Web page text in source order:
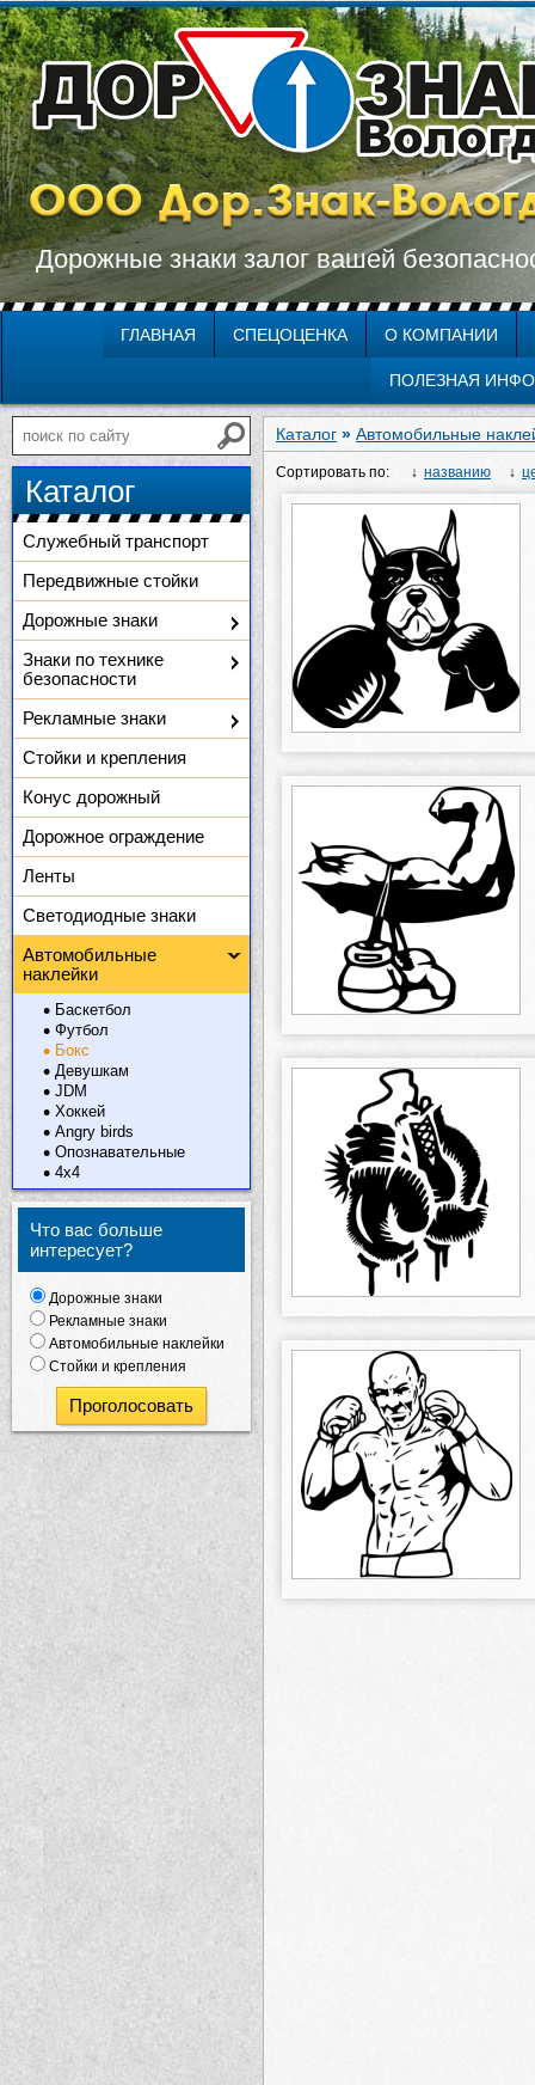
Дорожные знаки залог вашей
ГЛАВНАЯ СПЕЦОЦЕНКА О КОМПАНИИ
ПОЛЕЗНАЯ
Каталог
Служебный транспорт
Передвижные стойки
Дорожные знаки
Знаки по технике
безопасности
Рекламные знаки
Стойки и крепления
Конус дорожный
Дорожное ограждение
Ленты
Светодиодные знаки
Автомобильные
наклейки
Баскетбол
Футбол
Бокс
Девушкам
JDM
Хоккей
Angry birds
Опознавательные
4х4
Что вас больше
интересует?
Дорожные знаки
Рекламные знаки
Автомобильные наклейки
Стойки и крепления
Проголосовать
Каталог » Автомобильные
Сортировать по: названию